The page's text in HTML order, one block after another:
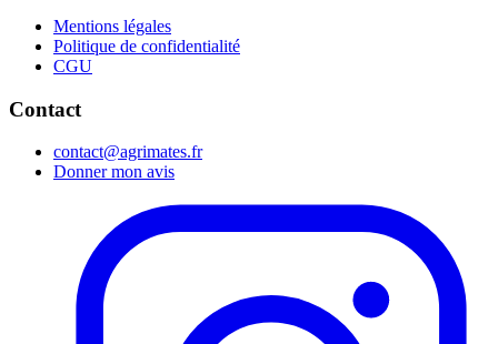
Mentions légales
Politique de confidentialité
CGU
Contact
contact@agrimates.fr
Donner mon avis